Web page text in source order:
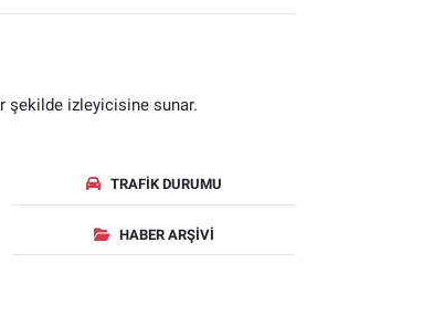
şekilde izleyicisine sunar.
TRAFIK DURUMU
HABER ARŞIVI